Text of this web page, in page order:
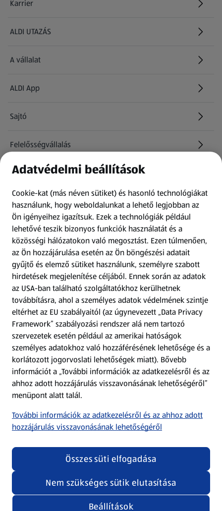
Karrier
(új oldalon nyílik meg)
ALDI UTAZÁS
(új oldalon nyílik meg)
A vállalat
ALDI App
Sajtó
Felelősségvállalás
Információk
Kérdőív
Fizetési lehetőségek
ALDI utalványok
Árcsökkentés
Adattörlő alkalmazás
Szervizpont
(új oldalon nyílik meg)
Fedezz fel minket az interneten!
Töltsd le az ALDI Magyarország applikációt!
Adatvédelem és szabályzat
Cookie beállítások módosítása
Felhasználási feltételek
Adatvédelem / Impresszum
Security policy
(új oldalon nyílik meg)
Adatvédelmi beállítások
Cookie-kat (más néven sütiket) és hasonló technológiákat
használunk, hogy weboldalunkat a lehető legjobban az
Ön igényeihez igazítsuk. Ezek a technológiák például
lehetővé teszik bizonyos funkciók használatát és a
közösségi hálózatokon való megosztást. Ezen túlmenően,
az Ön hozzájárulása esetén az Ön böngészési adatait
gyűjtő és elemző sütiket használunk, személyre szabott
hirdetések megjelenítése céljából. Ennek során az adatok
az USA-ban található szolgáltatókhoz kerülhetnek
továbbításra, ahol a személyes adatok védelmének szintje
eltérhet az EU szabályaitól (az úgynevezett „Data Privacy
Framework” szabályozási rendszer alá nem tartozó
szervezetek esetén például az amerikai hatóságok
személyes adatokhoz való hozzáférésének lehetősége és a
korlátozott jogorvoslati lehetőségek miatt). Bővebb
információt a „További információk az adatkezelésről és az
ahhoz adott hozzájárulás visszavonásának lehetőségéről”
menüpont alatt talál.
További információk az adatkezelésről és az ahhoz adott
hozzájárulás visszavonásának lehetőségéről
Beállítások
Nem szükséges sütik elutasítása
Összes süti elfogadása